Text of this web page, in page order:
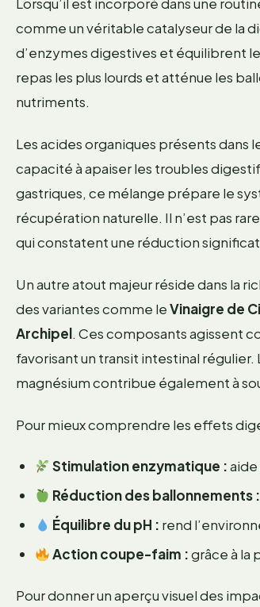
comme un véritable catalyseur de la
d’enzymes digestives et équilibrent
repas les plus lourds et atténue les
nutriments.
Les acides organiques présents dans
capacité à apaiser les troubles
gastriques, ce mélange prépare le
récupération naturelle. Il n’est pas
qui constatent une réduction
Un autre atout majeur réside dans la
des variantes comme leVinaigre de
Archipel. Ces composants agissent
favorisant un transit intestinal
magnésium contribue également à
Pour mieux comprendre les effets
Stimulation enzymatique :
Réduction des ballonnements :
Équilibre du pH : rend
Action coupe-faim :grâce à la
Pour donner un aperçu visuel des